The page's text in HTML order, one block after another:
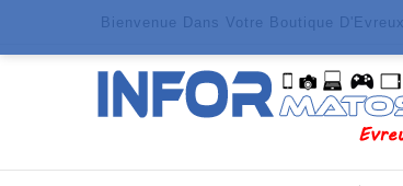
Bienvenue Dans Votre Boutique D'Evreux